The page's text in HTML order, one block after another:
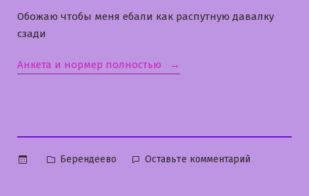
Обожаю чтобы меня ебали как распутную давалку
сзади
Анкета и нормер полностью «Ася»
Опубликовано
Берендеево Оставьте комментарий